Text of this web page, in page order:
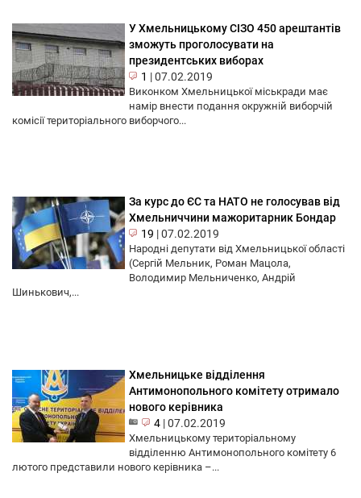
У Хмельницькому СІЗО 450 арештантів
зможуть проголосувати на
президентських виборах
1 |07.02.2019
Виконком Хмельницької міськради має
намір внести подання окружній виборчій
комісії територіального виборчого...
За курс до ЄС та НАТО не голосував від
Хмельниччини мажоритарник Бондар
19 |07.02.2019
Народні депутати від Хмельницької області
(Сергій Мельник, Роман Мацола,
Володимир Мельниченко, Андрій
Шинькович,...
Хмельницьке відділення
Антимонопольного комітету отримало
нового керівника
4 |07.02.2019
Хмельницькому територіальному
відділенню Антимонопольного комітету 6
лютого представили нового керівника –...